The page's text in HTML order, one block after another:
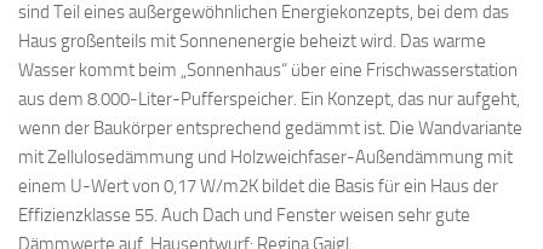
sind Teil eines außergewöhnlichen Energiekonzepts, bei dem das
Haus großenteils mit Sonnenenergie beheizt wird. Das warme
Wasser kommt beim „Sonnenhaus“ über eine Frischwasserstation
aus dem 8.000-Liter-Pufferspeicher. Ein Konzept, das nur aufgeht,
wenn der Baukörper entsprechend gedämmt ist. Die Wandvariante
mit Zellulosedämmung und Holzweichfaser-Außendämmung mit
einem U-Wert von 0,17 W/m2K bildet die Basis für ein Haus der
Effizienzklasse 55. Auch Dach und Fenster weisen sehr gute
Dämmwerte auf. Hausentwurf: Regina Gaigl.